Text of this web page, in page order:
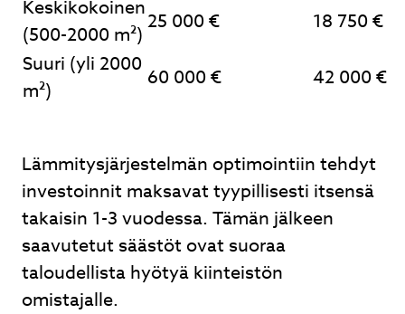
Keskikokoinen
(500-2000 m²)
25 000 €
18 750 €
Suuri (yli 2000
m²)
60 000 € 42 000 €
Lämmitysjärjestelmän optimointiin tehdyt
investoinnit maksavat tyypillisesti itsensä
takaisin 1-3 vuodessa. Tämän jälkeen
saavutetut säästöt ovat suoraa
taloudellista hyötyä kiinteistön
omistajalle.